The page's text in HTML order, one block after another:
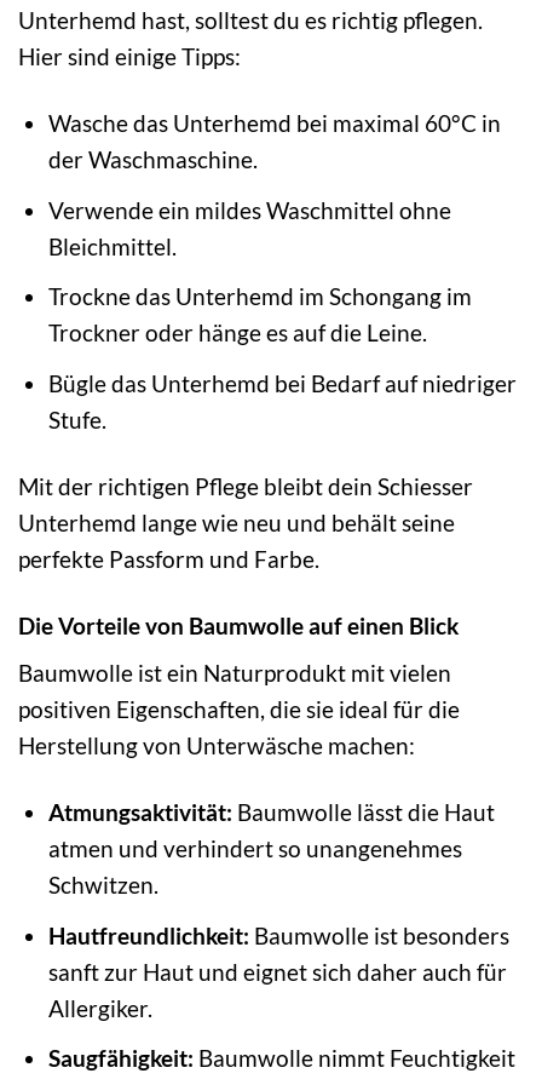
Unterhemd hast, solltest du es richtig pflegen.
Hier sind einige Tipps:
Wasche das Unterhemd bei maximal 60°C in
der Waschmaschine.
Verwende ein mildes Waschmittel ohne
Bleichmittel.
Trockne das Unterhemd im Schongang im
Trockner oder hänge es auf die Leine.
Bügle das Unterhemd bei Bedarf auf niedriger
Stufe.
Mit der richtigen Pflege bleibt dein Schiesser
Unterhemd lange wie neu und behält seine
perfekte Passform und Farbe.
Die Vorteile von Baumwolle auf einen Blick
Baumwolle ist ein Naturprodukt mit vielen
positiven Eigenschaften, die sie ideal für die
Herstellung von Unterwäsche machen:
Atmungsaktivität: Baumwolle lässt die Haut
atmen und verhindert so unangenehmes
Schwitzen.
Hautfreundlichkeit: Baumwolle ist besonders
sanft zur Haut und eignet sich daher auch für
Allergiker.
Saugfähigkeit: Baumwolle nimmt Feuchtigkeit